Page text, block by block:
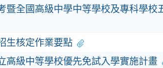
暨全國高級中學中等學校及專科學校
生核定作業要點
高級中等學校優先​免試入學實施計畫